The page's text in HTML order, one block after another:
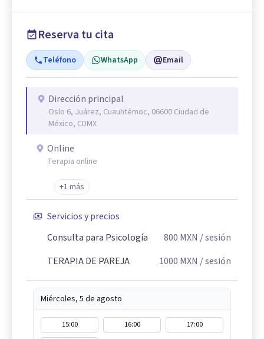
Reserva tu cita
Teléfono WhatsApp Email
Dirección principal
Oslo 6, Juárez, Cuauhtémoc, 06600 Ciudad de
México, CDMX
Online
Terapia online
+1 más
Servicios y precios
Consulta para Psicología
800 MXN / sesión
TERAPIA DE PAREJA
1000 MXN / sesión
Miércoles, 5 de agosto
15:00 16:00
17:00